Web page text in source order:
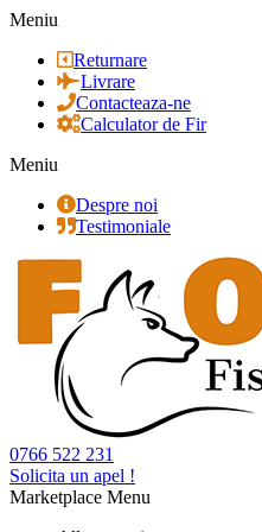
Meniu
Returnare
Livrare
Contacteaza-ne
Calculator de Fir
Meniu
Despre noi
Testimoniale
0766 522 231
Solicita un apel !
Marketplace Menu